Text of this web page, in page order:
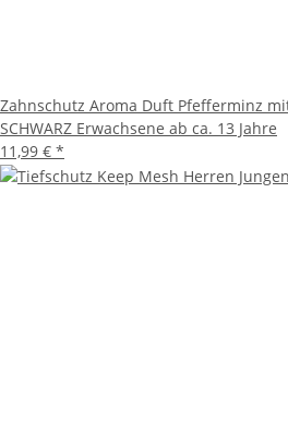
Zahnschutz Aroma Duft Pfefferminz
SCHWARZ Erwachsene ab ca. 13 Jahre
11,99 € *